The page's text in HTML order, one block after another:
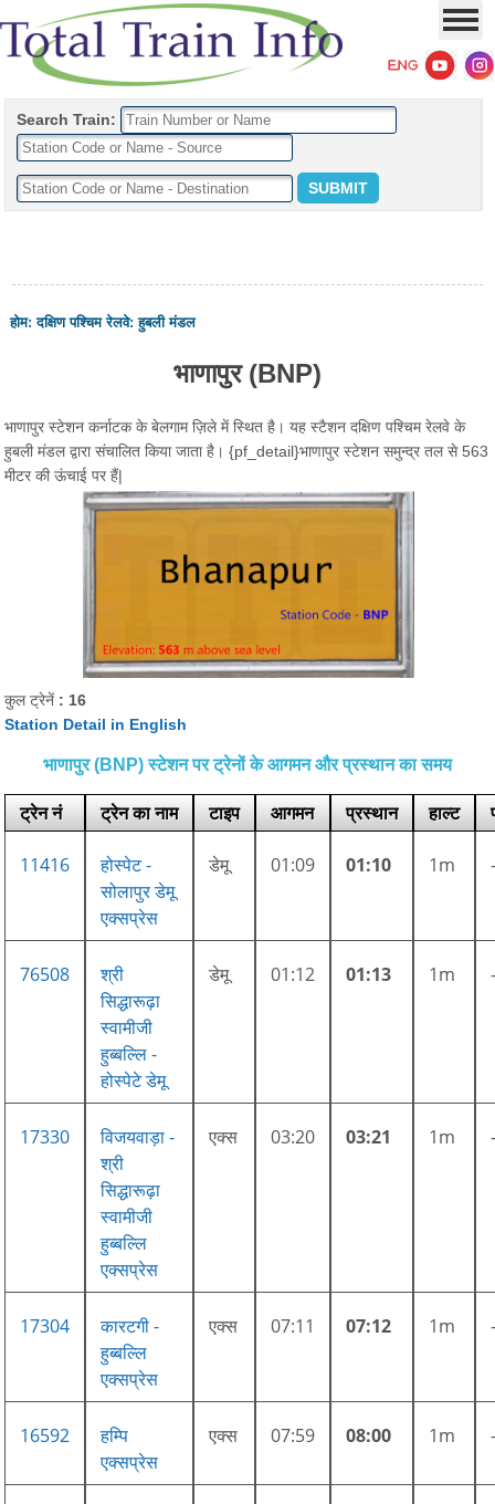
Search Train:
होम:दक्षिण पश्चिम रेलवे:हुबली मंडल
भाणापुर (BNP)
भाणापुर स्टेशन कर्नाटक के बेलगाम ज़िले में स्थित है। यह स्टैशन दक्षिण पश्चिम रेलवे के
हुबली मंडल द्वारा संचालित किया जाता है। {pf_detail}भाणापुर स्टेशन समुन्द्र तल से 563
मीटर की ऊंचाई पर हैं|
कुल ट्रेनें : 16
Station Detail in English
भाणापुर (BNP) स्टेशन पर ट्रेनों के आगमन और प्रस्थान का समय
ट्रेन नं ट्रेन का नाम टाइप आगमन प्रस्थान हाल्ट
11416
होस्पेट -
सोलापुर डेमू
एक्सप्रेस
डेमू 01:09 01:10 1m
76508
श्री
सिद्धारूढ़ा
स्वामीजी
हुब्बल्लि -
होस्पेटे डेमू
डेमू 01:12 01:13 1m
17330
विजयवाड़ा -
श्री
सिद्धारूढ़ा
स्वामीजी
हुब्बल्लि
एक्सप्रेस
एक्स 03:20 03:21 1m
17304
कारटगी -
हुब्बल्लि
एक्सप्रेस
एक्स 07:11 07:12 1m
16592
हम्पि
एक्सप्रेस
एक्स 07:59 08:00 1m